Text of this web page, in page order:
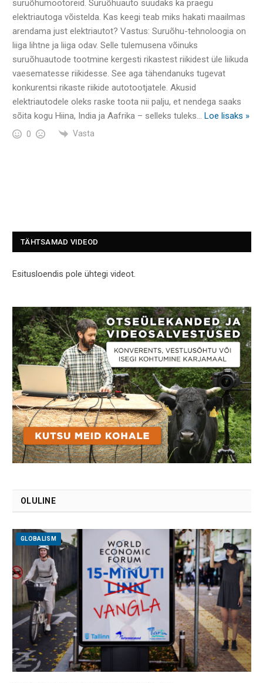
suruõhumootoreid. Suruõhuauto suudaks ka praegu
elektriautoga võistelda. Kas keegi teab miks hakati maailmas
arendama just elektriautot? Vastus: Suruõhu-tehnoloogia on
liiga lihtne ja liiga odav. Selle tulemusena võinuks
suruõhuautode tootmine kergesti rikastest riikidest üle liikuda
vaesematesse riikidesse. See aga tähendanuks tugevat
konkurentsi rikaste riikide autotootjatele. Akusid
elektriautodele oleks raske toota nii palju, et nendega saaks
sõita kogu Hiina, India ja Aafrika – selleks tuleks
Loe lisaks »
0 Vasta
TÄHTSAMAD VIDEOD
Esitusloendis pole ühtegi videot.
OLULINE
GLOBALISM